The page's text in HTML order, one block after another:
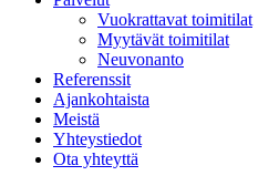
Vuokrattavat toimitilat
Myytävät toimitilat
Neuvonanto
Referenssit
Ajankohtaista
Meistä
Yhteystiedot
Ota yhteyttä